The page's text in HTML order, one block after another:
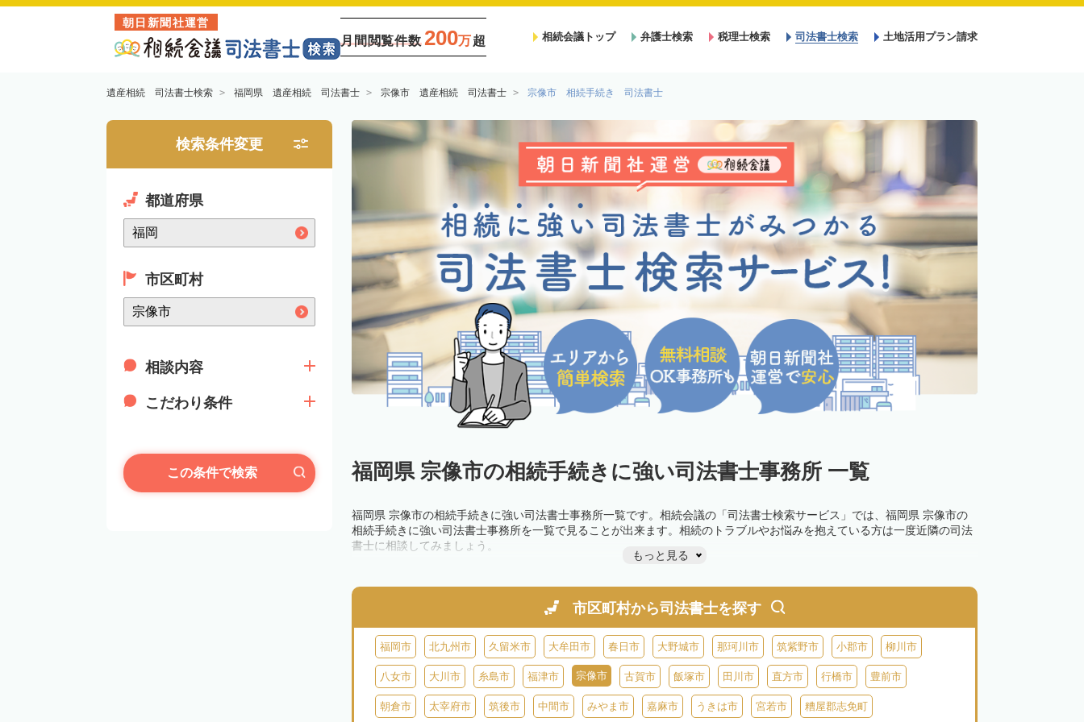
朝日新聞社運営
月間閲覧件数 200万超 相続会議トップ 弁護士検索 税理士検索 司法書士検索 土地活用プラン請求
遺産相続 司法書士検索 福岡県 遺産相続 司法書士 宗像市 遺産相続 司法書士 宗像市 相続手続き 司法書士
検索条件変更
都道府県
市区町村
相談内容
こだわり条件
この条件で検索 福岡県 宗像市の相続手続きに強い司法書士事務所 一覧
福岡県 宗像市の相続手続きに強い司法書士事務所一覧です。相続会議の「司法書士検索サービス」では、福岡県 宗像市の
相続手続きに強い司法書士事務所を一覧で見ることが出来ます。相続のトラブルやお悩みを抱えている方は一度近隣の司法
書士に相談してみましょう。
もっと見る
市区町村から司法書士を探す
福岡市 北九州市 久留米市 大牟田市 春日市 大野城市 那珂川市 筑紫野市 小郡市 柳川市
八女市 大川市 糸島市 福津市 宗像市 古賀市 飯塚市 田川市 直方市 行橋市 豊前市
朝倉市 太宰府市 筑後市 中間市 みやま市 嘉麻市 うきは市 宮若市 糟屋郡志免町